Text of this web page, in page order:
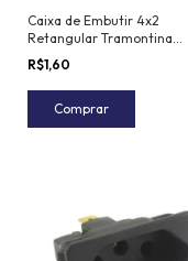
Caixa de Embutir 4x2
Retangular Tramontina
Amarela Alta
R$1,60
Comprar